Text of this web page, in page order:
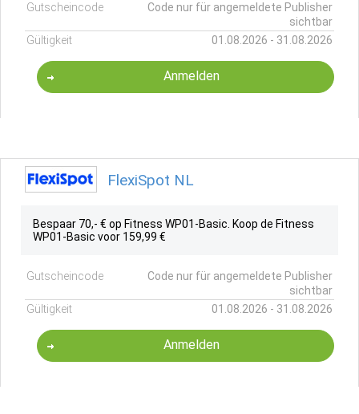
Gutscheincode
Code nur für angemeldete Publisher
sichtbar
Gültigkeit
01.08.2026 - 31.08.2026
Anmelden
FlexiSpot NL
Bespaar 70,- € op Fitness WP01-Basic. Koop de Fitness
WP01-Basic voor 159,99 €
Gutscheincode
Code nur für angemeldete Publisher
sichtbar
Gültigkeit
01.08.2026 - 31.08.2026
Anmelden